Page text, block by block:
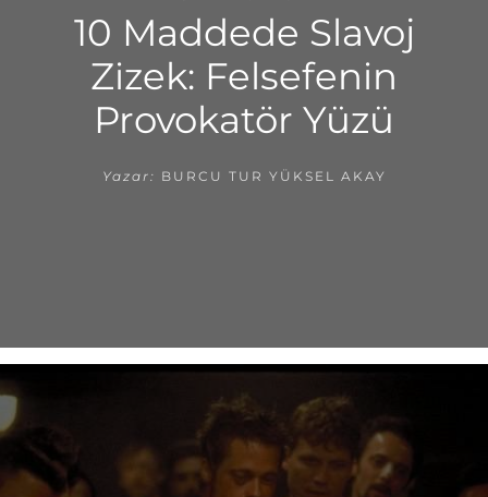
10 Maddede Slavoj
Zizek: Felsefenin
Provokatör Yüzü
Yazar: BURCU TUR YÜKSEL AKAY